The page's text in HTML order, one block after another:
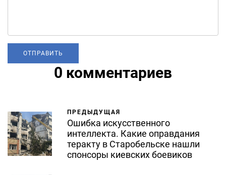
0 комментариев
ПРЕДЫДУЩАЯ
Ошибка искусственного
интеллекта. Какие оправдания
теракту в Старобельске нашли
спонсоры киевских боевиков